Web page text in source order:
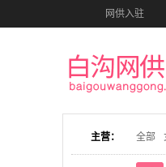
网供入驻
主营： 全部